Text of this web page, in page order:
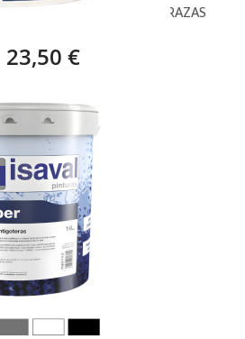
CYMAELASTIC H100 TERRAZAS
23,50 €